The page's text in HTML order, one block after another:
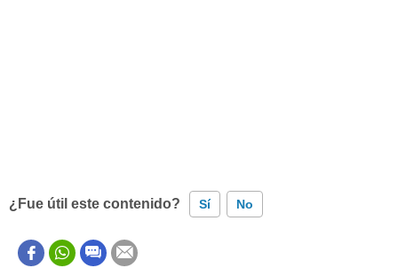
¿Fue útil este contenido? Sí No
Este contenido contiene información incorrecta